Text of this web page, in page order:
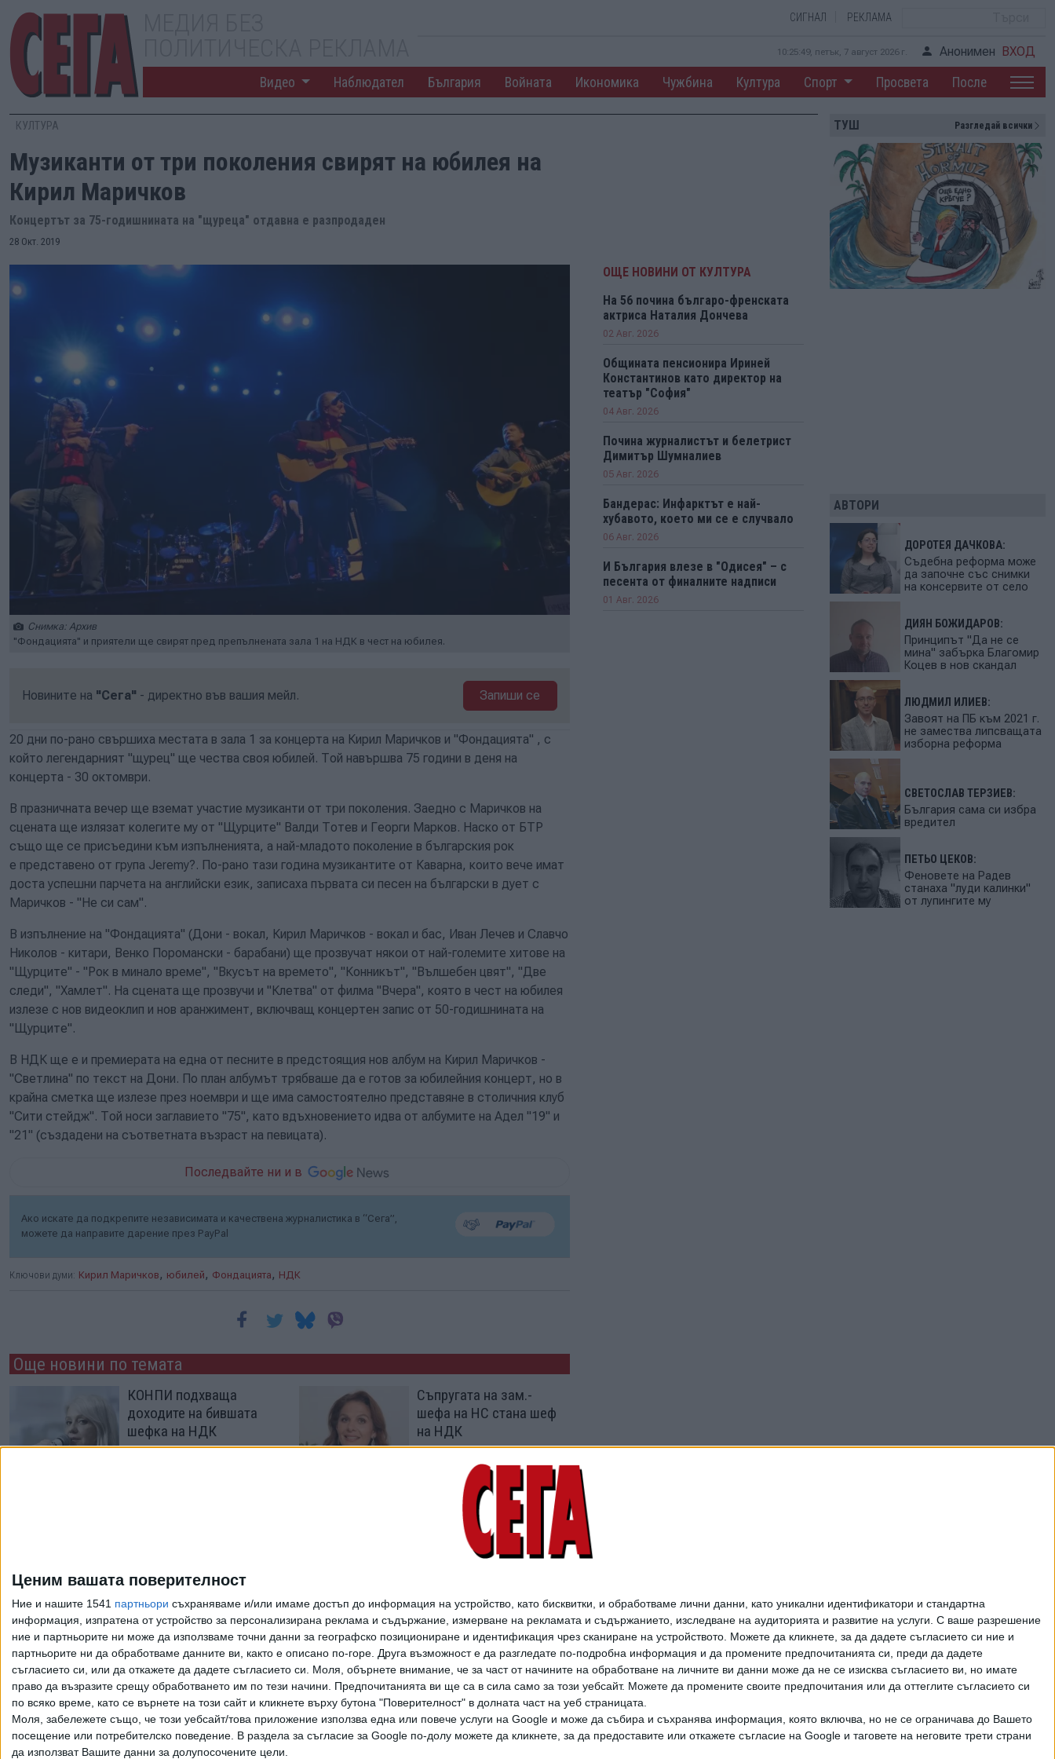
Ценим вашата поверителност
Ние и нашите 1541 партньори съхраняваме и/или имаме достъп до информация на устройство, като бисквитки, и обработваме лични данни, като уникални идентификатори и стандартна
информация, изпратена от устройство за персонализирана реклама и съдържание, измерване на рекламата и съдържанието, изследване на аудиторията и развитие на услуги. С ваше разрешение
ние и партньорите ни може да използваме точни данни за географско позициониране и идентификация чрез сканиране на устройството. Можете да кликнете, за да дадете съгласието си ние и
партньорите ни да обработваме данните ви, както е описано по-горе. Друга възможност е да разгледате по-подробна информация и да промените предпочитанията си, преди да дадете
съгласието си, или да откажете да дадете съгласието си.
Моля, обърнете внимание, че за част от начините на обработване на личните ви данни може да не се изисква съгласието ви, но имате
право да възразите срещу обработването им по тези начини. Предпочитанията ви ще са в сила само за този уебсайт. Можете да промените своите предпочитания или да оттеглите съгласието си
по всяко време, като се върнете на този сайт и кликнете върху бутона "Поверителност" в долната част на уеб страницата.
Моля, забележете също, че този уебсайт/това приложение използва една или повече услуги на Google и може да събира и съхранява информация, която включва, но не се ограничава до Вашето
посещение или потребителско поведение. В раздела за съгласие за Google по-долу можете да кликнете, за да предоставите или откажете съгласие на Google и таговете на неговите трети страни
да използват Вашите данни за долупосочените цели.
СИГНАЛ РЕКЛАМА
10:25:49, петък, 7 август 2026 г. Анонимен ВХОД
Видео Наблюдател България Войната Икономика Чужбина Култура Спорт Просвета После
КУЛТУРА
Музиканти от три поколения свирят на юбилея на
Кирил Маричков
Концертът за 75-годишнината на "щуреца" отдавна е разпродаден
28 Окт. 2019
Снимка: Архив
"Фондацията" и приятели ще свирят пред препълнената зала 1 на НДК в чест на юбилея.
Новините на "Сега" - директно във вашия мейл. Запиши се
20 дни по-рано свършиха местата в зала 1 за концерта на Кирил Маричков и "Фондацията" , с
който легендарният "щурец" ще чества своя юбилей. Той навършва 75 години в деня на
концерта - 30 октомври.
В празничната вечер ще вземат участие музиканти от три поколения. Заедно с Маричков на
сцената ще излязат колегите му от "Щурците" Валди Тотев и Георги Марков. Наско от БТР
също ще се присъедини към изпълненията, а най-младото поколение в българския рок
е представено от група Jeremy?. По-рано тази година музикантите от Каварна, които вече имат
доста успешни парчета на английски език, записаха първата си песен на български в дует с
Маричков - "Не си сам".
В изпълнение на "Фондацията" (Дони - вокал, Кирил Маричков - вокал и бас, Иван Лечев и Славчо
Николов - китари, Венко Поромански - барабани) ще прозвучат някои от най-големите хитове на
"Щурците" - "Рок в минало време", "Вкусът на времето", "Конникът", "Вълшебен цвят", "Две
следи", "Хамлет". На сцената ще прозвучи и "Клетва" от филма "Вчера", която в чест на юбилея
излезе с нов видеоклип и нов аранжимент, включващ концертен запис от 50-годишнината на
"Щурците".
В НДК ще е и премиерата на една от песните в предстоящия нов албум на Кирил Маричков -
"Светлина" по текст на Дони. По план албумът трябваше да е готов за юбилейния концерт, но в
крайна сметка ще излезе през ноември и ще има самостоятелно представяне в столичния клуб
"Сити стейдж". Той носи заглавието "75", като вдъхновението идва от албумите на Адел "19" и
"21" (създадени на съответната възраст на певицата).
Последвайте ни и в
Ако искате да подкрепите независимата и качествена журналистика в “Сега”,
можете да направите дарение през PayPal
Ключови думи: Кирил Маричков , юбилей , Фондацията , НДК
Още новини по темата
КОНПИ подхваща
доходите на бившата
шефка на НДК
13 Юли 2026
Съпругата на зам.-
шефа на НС стана шеф
на НДК
03 Юли 2026
проблемите им
Милошев уволни
шефката на НДК
Още по темата
ОЩЕ НОВИНИ ОТ КУЛТУРА
На 56 почина българо-френската
актриса Наталия Дончева
02 Авг. 2026
Общината пенсионира Ириней
Константинов като директор на
театър "София"
04 Авг. 2026
Почина журналистът и белетрист
Димитър Шумналиев
05 Авг. 2026
Бандерас: Инфарктът е най-
хубавото, което ми се е случвало
06 Авг. 2026
И България влезе в "Одисея" – с
песента от финалните надписи
01 Авг. 2026
ТУШ Разгледай всички
АВТОРИ
ДОРОТЕЯ ДАЧКОВА:
Съдебна реформа може
да започне със снимки
на консервите от село
ДИЯН БОЖИДАРОВ:
Принципът "Да не се
мина" забърка Благомир
Коцев в нов скандал
ЛЮДМИЛ ИЛИЕВ:
Завоят на ПБ към 2021 г.
не замества липсващата
изборна реформа
СВЕТОСЛАВ ТЕРЗИЕВ:
България сама си избра
вредител
ПЕТЬО ЦЕКОВ:
Феновете на Радев
станаха "луди калинки"
от лупингите му
Всички права запазени. Възпроизвеждането на цели или части от текста или изображенията става след изрично писмено разрешение на СЕГА АД